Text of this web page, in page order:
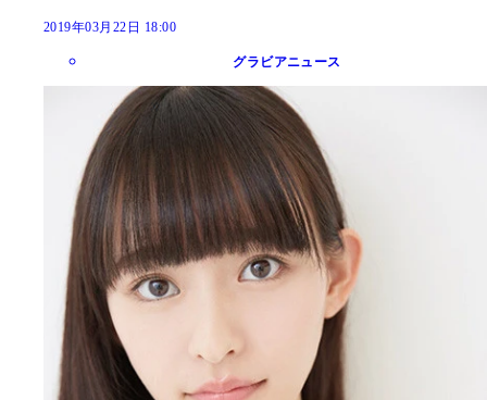
2019年03月22日 18:00
グラビアニュース